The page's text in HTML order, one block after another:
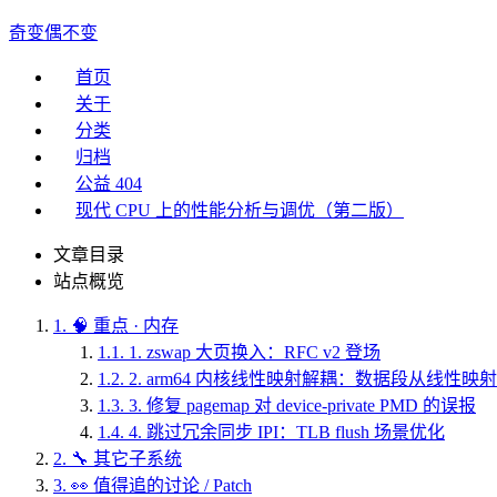
奇变偶不变
首页
关于
分类
归档
公益 404
现代 CPU 上的性能分析与调优（第二版）
文章目录
站点概览
1. 🧠 重点 · 内存
1.1. 1. zswap 大页换入：RFC v2 登场
1.2. 2. arm64 内核线性映射解耦：数据段从线性映
1.3. 3. 修复 pagemap 对 device-private PMD 的误报
1.4. 4. 跳过冗余同步 IPI：TLB flush 场景优化
2. 🔧 其它子系统
3. 👀 值得追的讨论 / Patch